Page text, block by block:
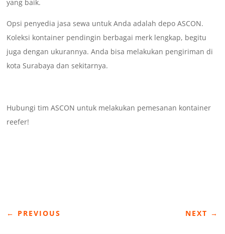
yang baik.
Opsi penyedia jasa sewa untuk Anda adalah depo ASCON.
Koleksi kontainer pendingin berbagai merk lengkap, begitu
juga dengan ukurannya. Anda bisa melakukan pengiriman di
kota Surabaya dan sekitarnya.
Hubungi tim ASCON untuk melakukan pemesanan kontainer
reefer!
← PREVIOUS NEXT →